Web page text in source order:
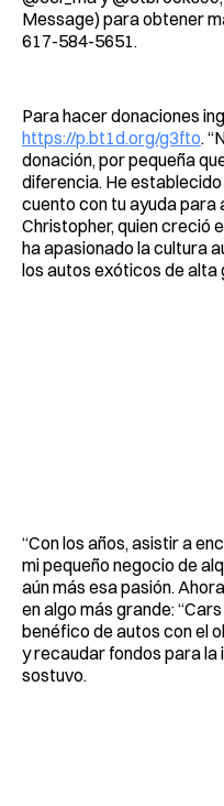
Message) para obtener
617-584-5651.
Para hacer donaciones
https://p.bt1d.org/g3fto.
donación, por pequeña
diferencia. He
cuento con tu ayuda para
Christopher, quien creció
ha apasionado la cultura
los autos exóticos de alta
“Con los años, asistir a
mi pequeño negocio de
aún más esa pasión.
en algo más grande:
benéfico de autos con el
y recaudar fondos para la
sostuvo.